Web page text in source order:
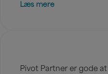
Læs mere
Pivot Partner er gode